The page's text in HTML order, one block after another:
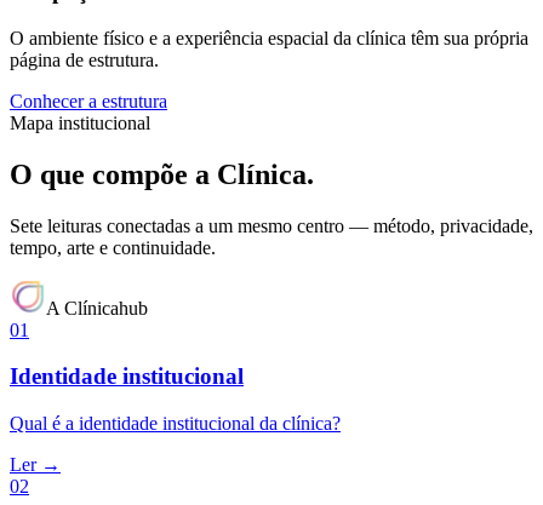
O ambiente físico e a experiência espacial da clínica têm sua própria
página de estrutura.
Conhecer a estrutura
Mapa institucional
O que compõe a Clínica.
Sete leituras conectadas a um mesmo centro — método, privacidade,
tempo, arte e continuidade.
A Clínicahub
01
Identidade institucional
Qual é a identidade institucional da clínica?
Ler →
02